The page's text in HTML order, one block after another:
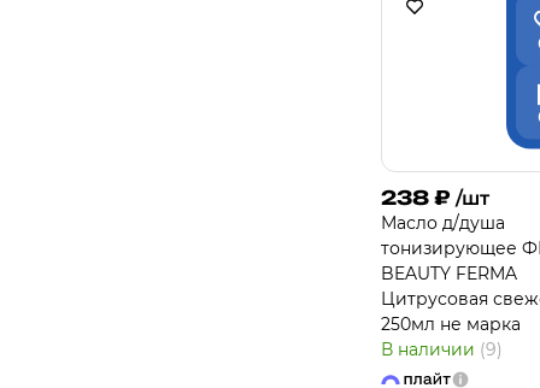
238 ₽ /шт
Масло д/душа
тонизирующее
BEAUTY FERMA
Цитрусовая
250мл не марка
В наличии (9)